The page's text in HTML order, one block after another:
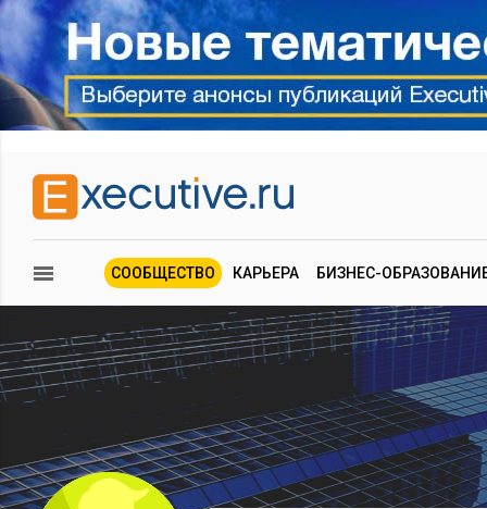
СООБЩЕСТВО КАРЬЕРА БИЗНЕС-